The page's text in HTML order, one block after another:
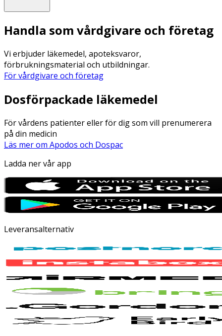
Handla som vårdgivare och företag
Vi erbjuder läkemedel, apoteksvaror,
förbrukningsmaterial och utbildningar.
För vårdgivare och företag
Dosförpackade läkemedel
För vårdens patienter eller för dig som vill prenumerera
på din medicin
Läs mer om Apodos och Dospac
Ladda ner vår app
Leveransalternativ